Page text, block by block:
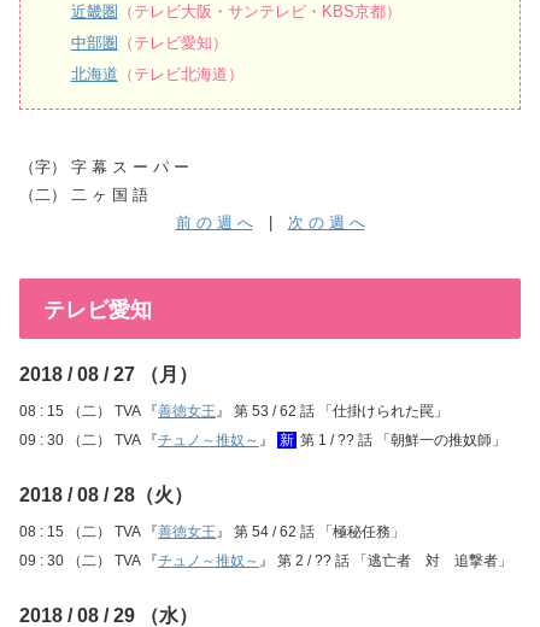
近畿圏 （テレビ大阪・サンテレビ・KBS京都）
中部圏 （テレビ愛知）
北海道 （テレビ北海道）
（字） 字 幕 ス ー パ ー
（二） 二 ヶ 国 語
前 の 週 へ| 次 の 週 へ
テレビ愛知
2018 / 08 / 27 （月）
08 : 15 （二） TVA 『善徳女王 』 第 53 / 62 話 「仕掛けられた罠」
09 : 30 （二） TVA 『チュノ～推奴～ 』 新 第 1 / ?? 話 「朝鮮一の推奴師」
2018 / 08 / 28（火）
08 : 15 （二） TVA 『善徳女王 』 第 54 / 62 話 「極秘任務」
09 : 30 （二） TVA 『チュノ～推奴～ 』 第 2 / ?? 話 「逃亡者 対 追撃者」
2018 / 08 / 29 （水）